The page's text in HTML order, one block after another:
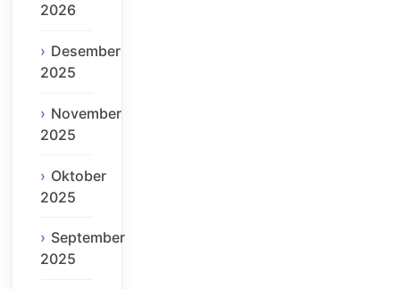
2026
Desember
2025
November
2025
Oktober
2025
September
2025